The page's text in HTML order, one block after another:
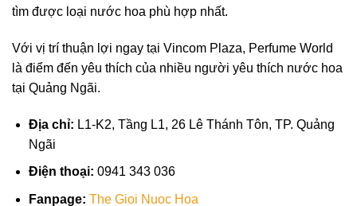
tìm được loại nước hoa phù hợp nhất.
Với vị trí thuận lợi ngay tại Vincom Plaza, Perfume World
là điểm đến yêu thích của nhiều người yêu thích nước hoa
tại Quảng Ngãi.
Địa chỉ: L1-K2, Tầng L1, 26 Lê Thánh Tôn, TP. Quảng
Ngãi
Điện thoại: 0941 343 036
Fanpage: The Gioi Nuoc Hoa